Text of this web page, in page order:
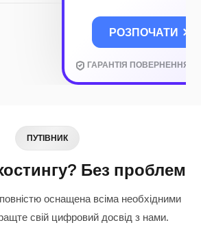
РОЗПОЧАТИ
ГАРАНТІЯ ПОВЕРНЕННЯ
ПУТІВНИК
Без проблем
оснащена всіма необхідними
свій цифровий досвід з нами.